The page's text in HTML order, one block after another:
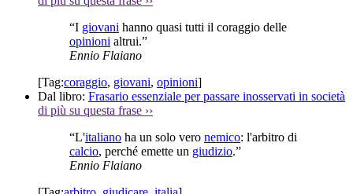
“I giovani hanno quasi tutti il coraggio delle
opinioni altrui.”
Ennio Flaiano
[Tag:coraggio, giovani, opinioni]
Dal libro: Frasario essenziale per passare inosservati in società
di più su questa frase ››
“L'italiano ha un solo vero nemico: l'arbitro di
calcio, perché emette un giudizio.”
Ennio Flaiano